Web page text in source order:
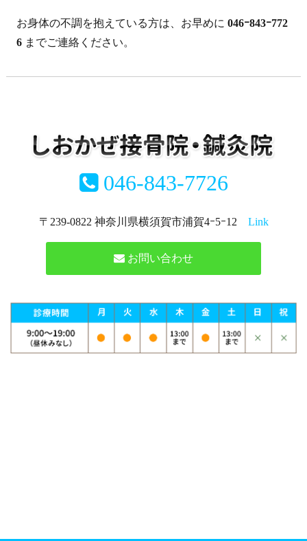
お身体の不調を抱えている方は、お早めに 046ｰ843ｰ772
6までご連絡ください。
046-843-7726
〒239-0822 神奈川県横須賀市浦賀4ｰ5ｰ12 Link
お問い合わせ